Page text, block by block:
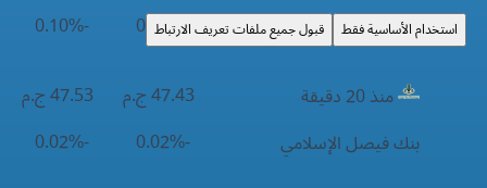
بنك الكويت الوطني NBK
-0.10%
منذ 20 دقيقة
بنك فيصل الإسلامي
47.43 ج.م
47.53 ج.م
استخدام الأساسية فقط
قبول جميع ملفات تعريف الارتباط